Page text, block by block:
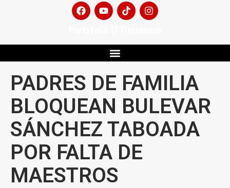
PADRES DE FAMILIA
BLOQUEAN BULEVAR
SÁNCHEZ TABOADA
POR FALTA DE
MAESTROS